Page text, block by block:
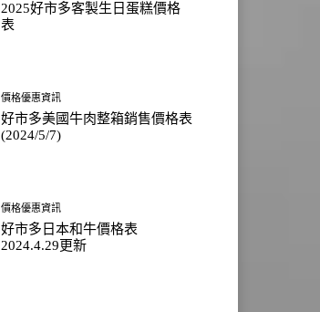
2025好市多客製生日蛋糕價格
表
價格優惠資訊
好市多美國牛肉整箱銷售價格表
(2024/5/7)
價格優惠資訊
好市多日本和牛價格表
2024.4.29更新